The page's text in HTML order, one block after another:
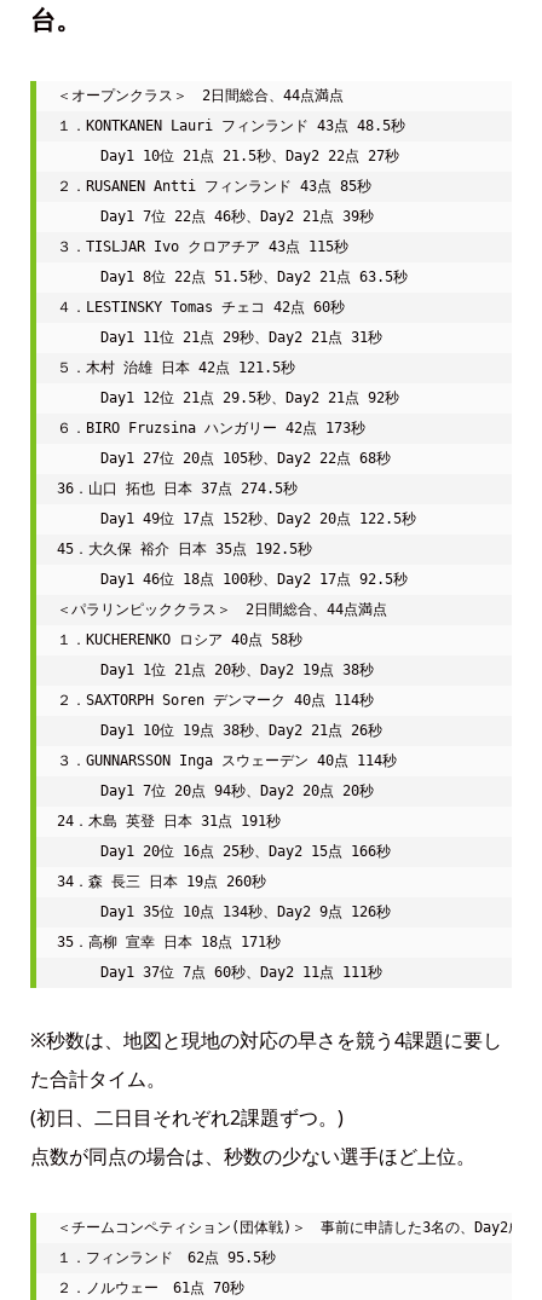
台。
＜オープンクラス＞　2日間総合、44点満点
１．KONTKANEN Lauri フィンランド 43点 48.5秒
Day1 10位 21点 21.5秒、Day2 22点 27秒
２．RUSANEN Antti フィンランド 43点 85秒
Day1 7位 22点 46秒、Day2 21点 39秒
３．TISLJAR Ivo クロアチア 43点 115秒
Day1 8位 22点 51.5秒、Day2 21点 63.5秒
４．LESTINSKY Tomas チェコ 42点 60秒
Day1 11位 21点 29秒、Day2 21点 31秒
５．木村 治雄 日本 42点 121.5秒
Day1 12位 21点 29.5秒、Day2 21点 92秒
６．BIRO Fruzsina ハンガリー 42点 173秒
Day1 27位 20点 105秒、Day2 22点 68秒
36．山口 拓也 日本 37点 274.5秒
Day1 49位 17点 152秒、Day2 20点 122.5秒
45．大久保 裕介 日本 35点 192.5秒
Day1 46位 18点 100秒、Day2 17点 92.5秒
＜パラリンピッククラス＞　2日間総合、44点満点
１．KUCHERENKO ロシア 40点 58秒
Day1 1位 21点 20秒、Day2 19点 38秒
２．SAXTORPH Soren デンマーク 40点 114秒
Day1 10位 19点 38秒、Day2 21点 26秒
３．GUNNARSSON Inga スウェーデン 40点 114秒
Day1 7位 20点 94秒、Day2 20点 20秒
24．木島 英登 日本 31点 191秒
Day1 20位 16点 25秒、Day2 15点 166秒
34．森 長三 日本 19点 260秒
Day1 35位 10点 134秒、Day2 9点 126秒
35．高柳 宣幸 日本 18点 171秒
Day1 37位 7点 60秒、Day2 11点 111秒
※秒数は、地図と現地の対応の早さを競う4課題に要し
た合計タイム。
(初日、二日目それぞれ2課題ずつ。)
点数が同点の場合は、秒数の少ない選手ほど上位。
＜チームコンペティション(団体戦)＞　事前に申請した3名の、Day2成
１．フィンランド　62点 95.5秒
２．ノルウェー　61点 70秒